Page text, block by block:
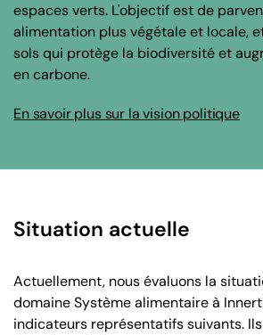
espaces verts. L'objectif est de
alimentation plus végétale et locale,
sols qui protège la biodiversité et
en carbone.
En savoir plus sur la vision politique
Situation actuelle
Actuellement, nous évaluons la
domaine Système alimentaire à
indicateurs représentatifs suivants.